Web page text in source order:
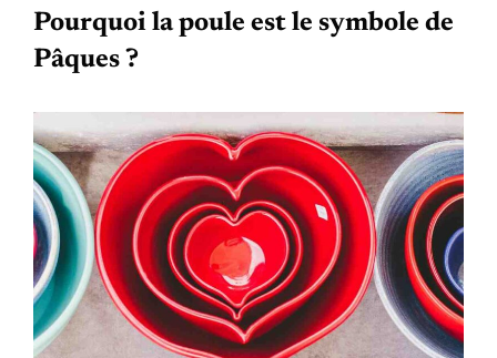
Pourquoi la poule est le symbole de
Pâques ?